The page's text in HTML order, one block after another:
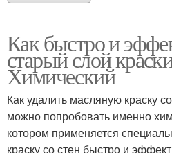
Как быстро и
старый слой
Химический
Как удалить масляную краску
можно попробовать именно
котором применяется
краску со стен быстро и